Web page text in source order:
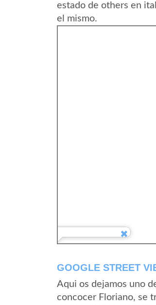
estado de others en
el mismo.
GOOGLE STREET
Aqui os dejamos uno
concocer Floriano, se